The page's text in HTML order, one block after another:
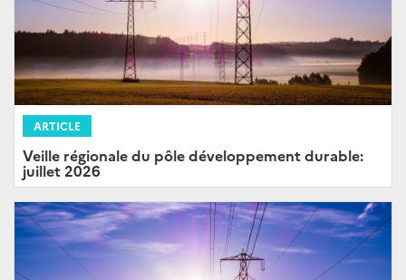
ARTICLE
Veille régionale du pôle développement durable:
juillet 2026